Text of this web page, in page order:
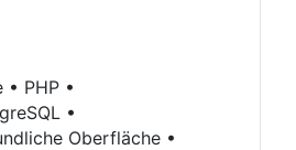
• PHP •
•
Oberfläche •